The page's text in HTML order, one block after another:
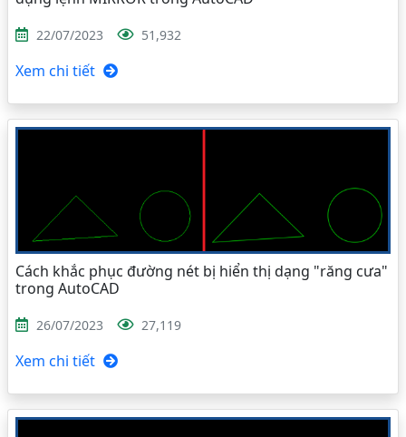
22/07/2023 51,932
Xem chi tiết
Cách khắc phục đường nét bị hiển thị dạng "răng cưa"
trong AutoCAD
26/07/2023 27,119
Xem chi tiết